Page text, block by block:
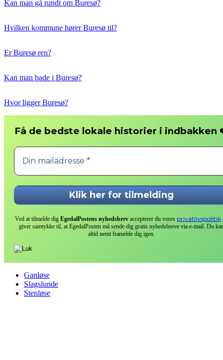
Kan man gå rundt om Buresø?
Hvilken kommune hører Buresø til?
Er Buresø ren?
Kan man bade i Buresø?
Hvor ligger Buresø?
Få de bedste lokale historier i indbakken
Ved at tilmelde dig EgedalPostens nyhedsbrevaccepterer du vores privatlivspolitik
giver samtykke til, at EgedalPosten må sende dig gratis nyhedsbreve via e-mail. Du
altid nemt framelde dig igen.
Ganløse
Slagslunde
Stenløse